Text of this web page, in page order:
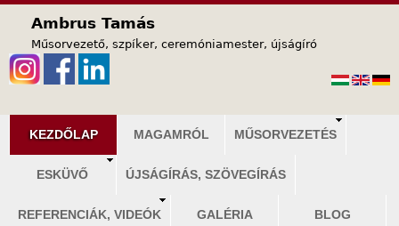
Ambrus Tamás
Műsorvezető, szpíker, ceremóniamester, újságíró
ő
KEZDŐLAP MAGAMRÓL MŰSORVEZETÉS
ESKÜVŐ ÚJSÁGÍRÁS, SZÖVEGÍRÁS
REFERENCIÁK, VIDEÓK GALÉRIA BLOG